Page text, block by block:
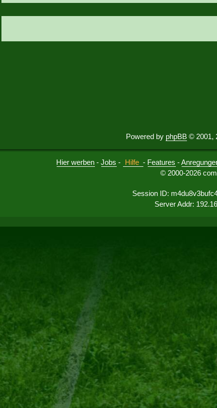
Powered by phpBB © 2001,
Hier werben -Jobs - Hilfe - Features -
© 2000-2026
Session ID:
Server Addr: